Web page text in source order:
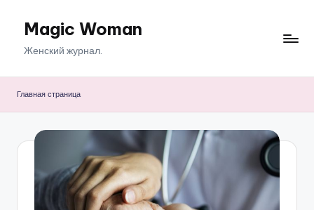
ПерейтиMagic Woman
Женский журнал.
Главная страница